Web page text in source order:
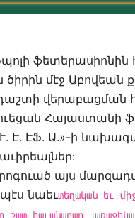
ֆետերասիոնին
ծիրին մէջ
վերաբացման
Հայաստանի
Է. ԷՖ. Ա.»-ի
այս
նաեւտեղական եւ
շատ հաւանաբար